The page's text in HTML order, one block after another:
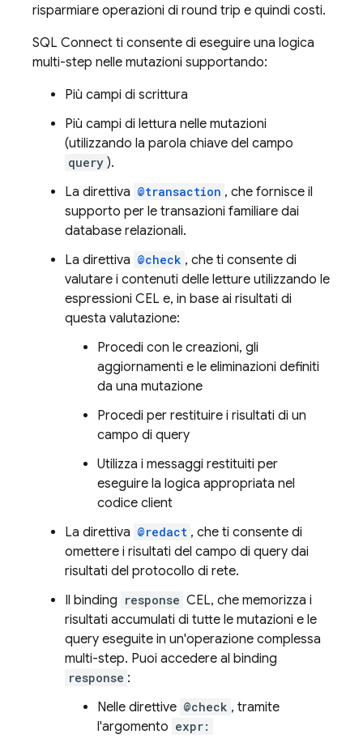
risparmiare operazioni di round trip e quindi costi.
SQL Connect ti consente di eseguire una logica
multi-step nelle mutazioni supportando:
Più campi di scrittura
Più campi di lettura nelle mutazioni
(utilizzando la parola chiave del campo
query ).
La direttiva @transaction , che fornisce il
supporto per le transazioni familiare dai
database relazionali.
La direttiva @check , che ti consente di
valutare i contenuti delle letture utilizzando le
espressioni CEL e, in base ai risultati di
questa valutazione:
Procedi con le creazioni, gli
aggiornamenti e le eliminazioni definiti
da una mutazione
Procedi per restituire i risultati di un
campo di query
Utilizza i messaggi restituiti per
eseguire la logica appropriata nel
codice client
La direttiva @redact , che ti consente di
omettere i risultati del campo di query dai
risultati del protocollo di rete.
Il binding response CEL, che memorizza i
risultati accumulati di tutte le mutazioni e le
query eseguite in un'operazione complessa
multi-step. Puoi accedere al binding
response :
Nelle direttive @check , tramite
l'argomento expr: